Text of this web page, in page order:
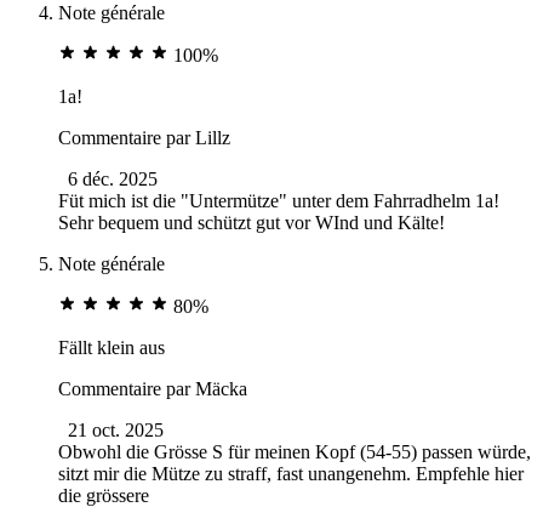
Note générale
100%
1a!
Commentaire parLillz
6 déc. 2025
Füt mich ist die "Untermütze" unter dem Fahrradhelm 1a!
Sehr bequem und schützt gut vor WInd und Kälte!
Note générale
80%
Fällt klein aus
Commentaire parMäcka
21 oct. 2025
Obwohl die Grösse S für meinen Kopf (54-55) passen würde,
sitzt mir die Mütze zu straff, fast unangenehm. Empfehle hier
die grössere